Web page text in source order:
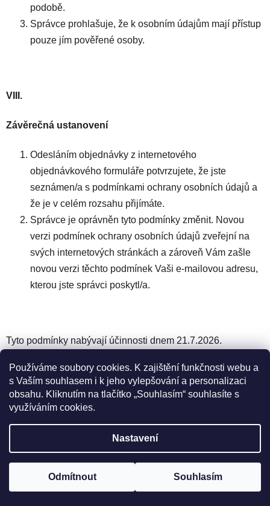
Používáme soubory cookies. K zajištění funkčnosti webu a
s Vaším souhlasem i k jeho vylepšování a personalizaci
obsahu. Kliknutím na tlačítko „Souhlasím“ souhlasíte s
využíváním cookies.
Nastavení
Odmítnout Souhlasím
Výrobce ke dni 27. 5. 2026 oficiálně pozastavil prodej nůžek řady
9. Inovovaná sada modelů řady 9 bude k dispozici zřejmě na
podzim. Do té doby německý výrobce doporučuje nahradit modely
z této řady nůžkami z řady 11. Omlouváme se za případné
podobě.
Správce prohlašuje, že k osobním údajům mají přístup
pouze jím pověřené osoby.
VIII.
Závěrečná ustanovení
Odesláním objednávky z internetového
objednávkového formuláře potvrzujete, že jste
seznámen/a s podmínkami ochrany osobních údajů a
že je v celém rozsahu přijímáte.
Správce je oprávněn tyto podmínky změnit. Novou
verzi podmínek ochrany osobních údajů zveřejní na
svých internetových stránkách a zároveň Vám zašle
novou verzi těchto podmínek Vaši e-mailovou adresu,
kterou jste správci poskytl/a.
Tyto podmínky nabývají účinnosti dnem 21.7.2026.
Zboží.cz Heureka.cz
Original LÖWE Germany
LÖWE na Youtube
Vytvořil Shoptet
Copyright 2026Nůžky Lӧwe
. Všechna práva vyhrazena.
Upravit nastavení cookies